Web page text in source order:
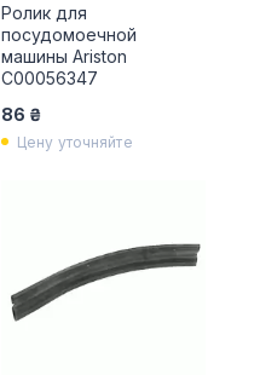
Ролик для
посудомоечной
машины Ariston
C00056347
86 ₴
Цену уточняйте